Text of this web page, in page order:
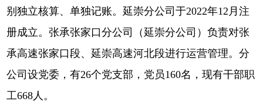
别独立核算、单独记账。延崇分公司于2022年12月注
册成立。张承张家口分公司（延崇分公司）负责对张
承高速张家口段、延崇高速河北段进行运营管理。分
公司设党委，有26个党支部，党员160名，现有干部职
工668人。